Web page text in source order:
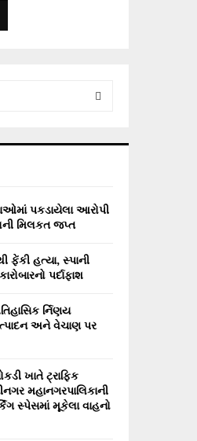
પકડાયેલા આરોપી
મિલકત જપ્ત
ફેંકી હત્યા, સ્પાની
પર્દાફાશ
ર્નિણય
અને વેચાણ પર
ખાતે ટ્રાફિક
મહાનગરપાલિકાની
સ્પેસમાં મૂકેલા વાહનો